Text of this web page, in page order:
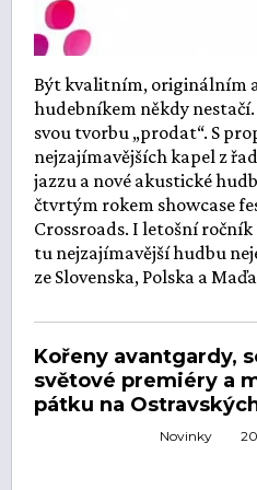
Být kvalitním, originálním
hudebníkem někdy
svou tvorbu „prodat“. S
nejzajímavějších kapel z
jazzu a nové akustické
čtvrtým rokem showcase
Crossroads. I letošní
tu nejzajímavější hudbu
ze Slovenska, Polska a
Kořeny avantgardy,
světové premiéry a
pátku na
Novinky